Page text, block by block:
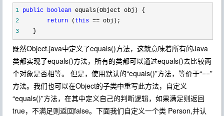
1 public boolean
2
return ( this ==
3
    }
既然Object.java中定义了equals()方法，这就意味着所有的Java
类都实现了equals()方法，所有的类都可以通过equals()去比较两
个对象是否相等。 但是，使用默认的“equals()”方法，等价于“==”
方法。我们也可以在Object的子类中重写此方法，自定义
“equals()”方法，在其中定义自己的判断逻辑，如果满足则返回
true，不满足则返回false。下面我们自定义一个类 Person,并认